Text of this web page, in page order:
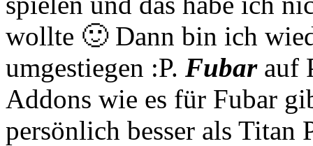
wollte 🙂 Dann bin ich
umgestiegen :P. Fubarauf
Addons wie es für Fubar
persönlich besser als Titan